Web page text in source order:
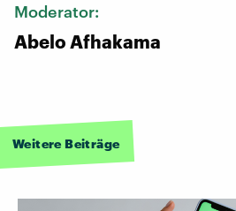
Moderator:
Abelo Afhakama
Weitere Beiträge